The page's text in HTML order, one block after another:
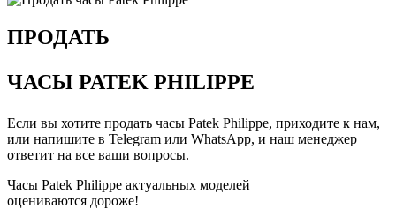
ПРОДАТЬ
ЧАСЫ PATEK PHILIPPE
Если вы хотите продать часы Patek Philippe, приходите к нам,
или напишите в Telegram или WhatsApp, и наш менеджер
ответит на все ваши вопросы.
Часы Patek Philippe актуальных моделей
оцениваются дороже!